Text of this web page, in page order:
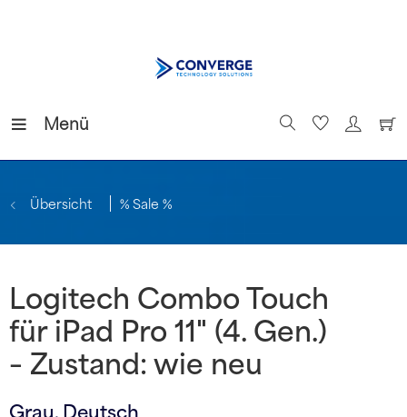
Menü
Übersicht % Sale %
Logitech Combo Touch
für iPad Pro 11" (4. Gen.)
– Zustand: wie neu
Grau, Deutsch